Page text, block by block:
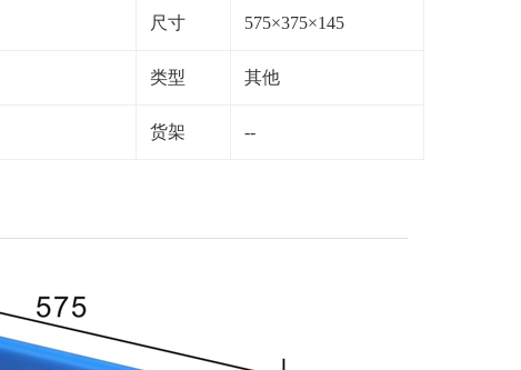
尺寸 575×375×145
类型 其他
货架 --